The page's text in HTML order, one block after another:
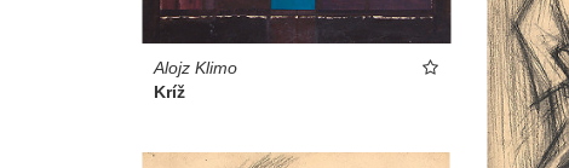
Alojz Klimo
Kríž